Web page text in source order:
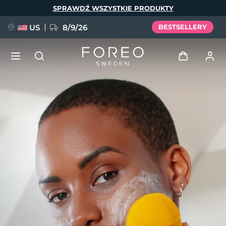
SPRAWDŹ WSZYSTKIE PRODUKTY
US 8/9/26 BESTSELLERY
Profil użytkownika
Moje urządzenia
Moje zamówienia
Moje adresy
Moje subskrypcje
NOWOŚĆ
FAQ™ Pure Beauty-Tech Elixir
BREAKING NEWS
issa™ Teeth Whitening Set
Język
English Deutsch
Español
Français
Italiano
Português
Svenska
Русский
Türkçe
简体中文 繁體中文